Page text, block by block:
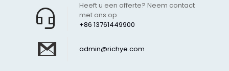
+86 13761449900
Heeft u een offerte? Neem contact
met ons op
admin@richye.com